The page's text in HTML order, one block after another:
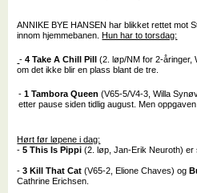
ANNIKE BYE HANSEN har blikket rettet mot
innom hjemmebanen.
Hun har to torsdag:
-4 Take A Chill Pill (2. løp/NM for 2-
om det ikke blir en plass blant de tre.
- 1 Tambora Queen (V65-5/V4-3, Willa
etter pause siden tidlig august. Men
Hørt før løpene i dag:
-5 This Is Pippi (2. løp, Jan-Erik Neuroth) er
-3 Kill That Cat (V65-2, Elione Chaves) og
Cathrine Erichsen.